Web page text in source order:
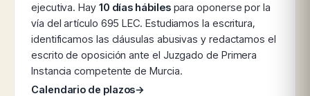
ejecutiva. Hay 10 días hábilespara oponerse por la
vía del artículo 695 LEC. Estudiamos la escritura,
identificamos las cláusulas abusivas y redactamos el
escrito de oposición ante el Juzgado de Primera
Instancia competente de Murcia.
Calendario de plazos→